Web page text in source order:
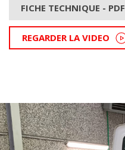
FICHE TECHNIQUE - PDF
REGARDER LA VIDEO